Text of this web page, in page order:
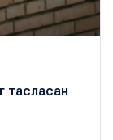
тасласан